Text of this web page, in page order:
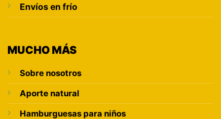
Envíos en frío
MUCHO MÁS
Sobre nosotros
Aporte natural
Hamburguesas para niños